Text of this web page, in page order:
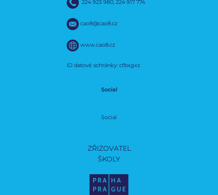
224 923 980, 224 917 774
cao8@cao8.cz
www.cao8.cz
ID datové schránky: cfbxgxz
Social
Social
ZŘIZOVATEL
ŠKOLY